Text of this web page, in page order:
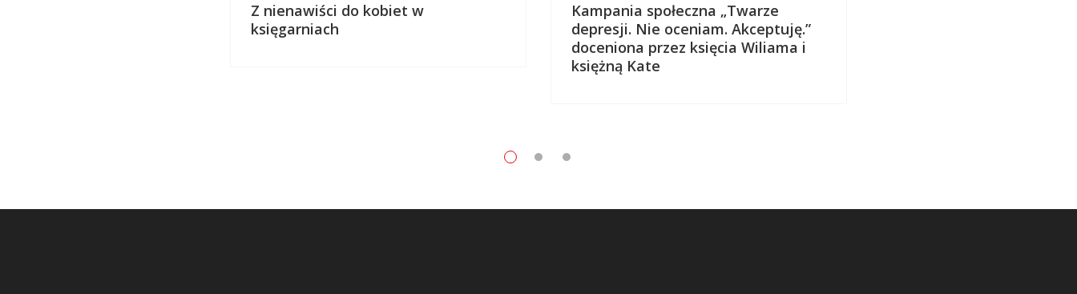
Z nienawiści do kobiet w
księgarniach
Kampania społeczna „Twarze
depresji. Nie oceniam. Akceptuję.”
doceniona przez księcia Wiliama i
księżną Kate